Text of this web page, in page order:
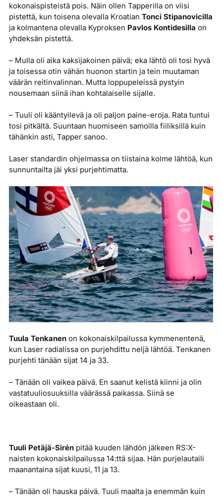
kokonaispisteistä pois. Näin ollen Tapperilla on viisi
pistettä, kun toisena olevalla Kroatian Tonci Stipanovicilla
ja kolmantena olevalla Kyproksen Pavlos Kontidesilla on
yhdeksän pistettä.
– Mulla oli aika kaksijakoinen päivä; eka lähtö oli tosi hyvä
ja toisessa otin vähän huonon startin ja tein muutaman
väärän reitinvalinnan. Mutta loppupeleissä pystyin
nousemaan siinä ihan kohtalaiselle sijalle.
– Tuuli oli kääntyilevä ja oli paljon paine-eroja. Rata tuntui
tosi pitkältä. Suuntaan huomiseen samoilla fiiliksillä kuin
tähänkin asti, Tapper sanoo.
Laser standardin ohjelmassa on tiistaina kolme lähtöä, kun
sunnuntailta jäi yksi purjehtimatta.
Tuula Tenkanenon kokonaiskilpailussa kymmenentenä,
kun Laser radialissa on purjehdittu neljä lähtöä. Tenkanen
purjehti tänään sijat 14 ja 33.
– Tänään oli vaikea päivä. En saanut kelistä kiinni ja olin
vastatuuliosuuksilla väärässä paikassa. Siinä se
oikeastaan oli.
Tuuli Petäjä-Sirén pitää kuuden lähdön jälkeen RS:X-
naisten kokonaiskilpailussa 14:ttä sijaa. Hän purjelautaili
maanantaina sijat kuusi, 11 ja 13.
– Tänään oli hauska päivä. Tuuli maalta ja enemmän kuin